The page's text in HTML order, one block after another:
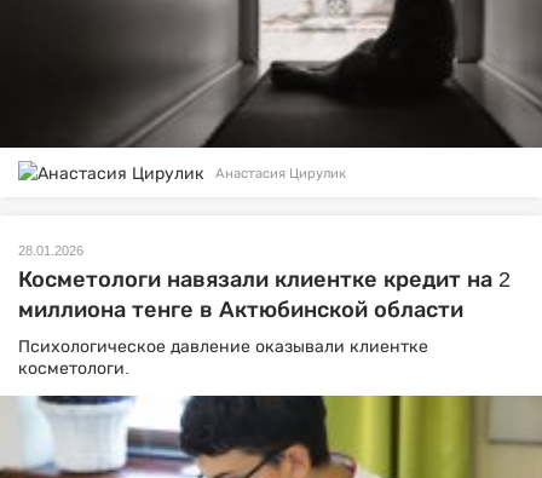
Анастасия Цирулик
28.01.2026
Косметологи навязали клиентке кредит на 2
миллиона тенге в Актюбинской области
Психологическое давление оказывали клиентке
косметологи.